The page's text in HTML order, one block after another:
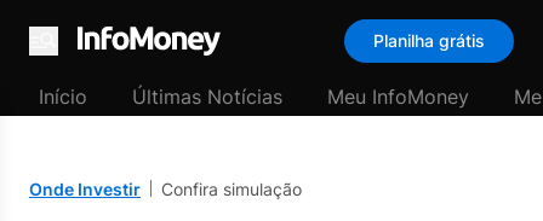
Menu
Planilha grátis
Início Últimas Notícias Meu InfoMoney
Onde Investir Confira simulação